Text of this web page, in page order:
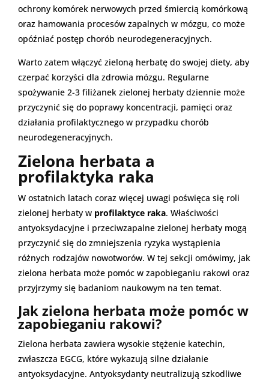
ochrony komórek nerwowych przed śmiercią komórkową
oraz hamowania procesów zapalnych w mózgu, co może
opóźniać postęp chorób neurodegeneracyjnych.
Warto zatem włączyć zieloną herbatę do swojej diety, aby
czerpać korzyści dla zdrowia mózgu. Regularne
spożywanie 2-3 filiżanek zielonej herbaty dziennie może
przyczynić się do poprawy koncentracji, pamięci oraz
działania profilaktycznego w przypadku chorób
neurodegeneracyjnych.
Zielona herbata a
profilaktyka raka
W ostatnich latach coraz więcej uwagi poświęca się roli
zielonej herbaty w profilaktyce raka. Właściwości
antyoksydacyjne i przeciwzapalne zielonej herbaty mogą
przyczynić się do zmniejszenia ryzyka wystąpienia
różnych rodzajów nowotworów. W tej sekcji omówimy, jak
zielona herbata może pomóc w zapobieganiu rakowi oraz
przyjrzymy się badaniom naukowym na ten temat.
Jak zielona herbata może pomóc w
zapobieganiu rakowi?
Zielona herbata zawiera wysokie stężenie katechin,
zwłaszcza EGCG, które wykazują silne działanie
antyoksydacyjne. Antyoksydanty neutralizują szkodliwe